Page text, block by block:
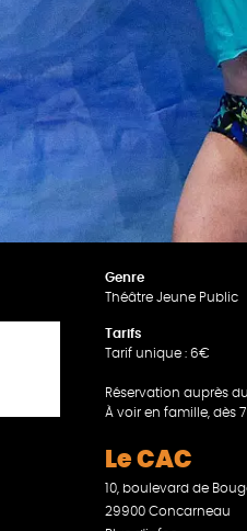
Genre
Théâtre Jeune Public
Tarifs
Tarif unique : 6€
Réservation auprès
À voir en famille, dès
Le CAC
10, boulevard de
29900 Concarneau